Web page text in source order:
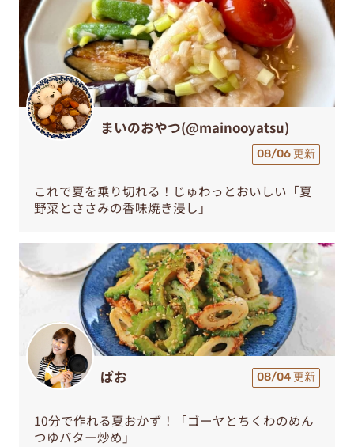
まいのおやつ(@mainooyatsu)
08/06 更新
これで夏を乗り切れる！じゅわっとおいしい「夏
野菜とささみの香味焼き浸し」
ぱお 08/04 更新
10分で作れる夏おかず！「ゴーヤとちくわのめん
つゆバター炒め」